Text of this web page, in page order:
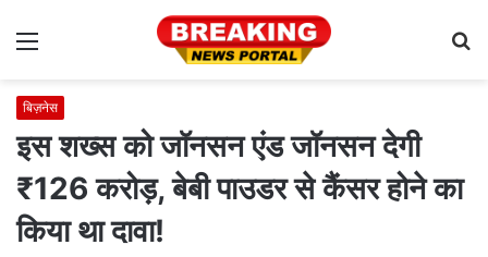
Menu
बिज़नेस
इस शख्स को जॉनसन एंड जॉनसन देगी
₹126 करोड़, बेबी पाउडर से कैंसर होने का
किया था दावा!